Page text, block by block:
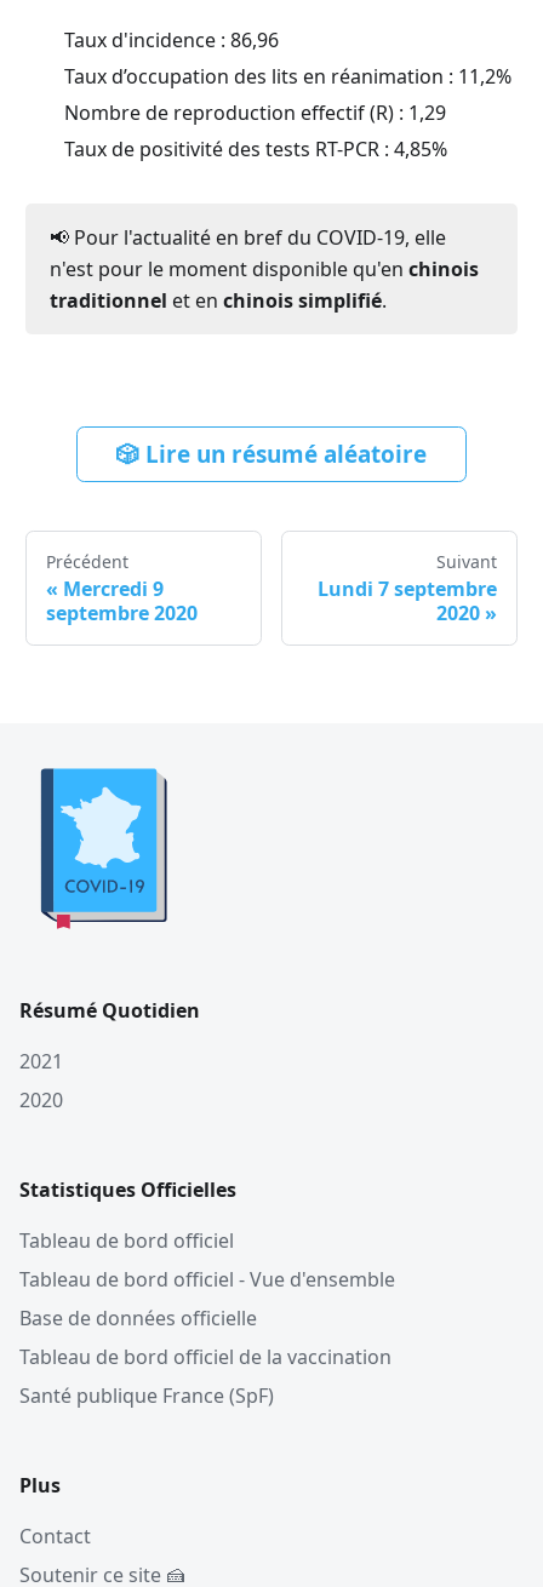
Taux d'incidence : 86,96
Taux d’occupation des lits en réanimation : 11,2%
Nombre de reproduction effectif (R) : 1,29
Taux de positivité des tests RT-PCR : 4,85%
📢 Pour l'actualité en bref du COVID-19, elle
n'est pour le moment disponible qu'en chinois
traditionnel et en chinois simplifié.
🎲 Lire un résumé aléatoire
Précédent
« Mercredi 9
septembre 2020
Suivant
Lundi 7 septembre
2020 »
Résumé Quotidien
2021
2020
Statistiques Officielles
Tableau de bord officiel
Tableau de bord officiel - Vue d'ensemble
Base de données officielle
Tableau de bord officiel de la vaccination
Santé publique France (SpF)
Plus
Contact
Soutenir ce site 🍰